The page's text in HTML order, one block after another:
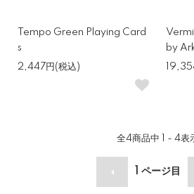
Tempo Green Playing Card
s
2,447円(税込)
by
全4商品中 1 - 4表
ページ目